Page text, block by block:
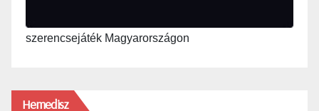
szerencsejáték Magyarországon
Hemedisz